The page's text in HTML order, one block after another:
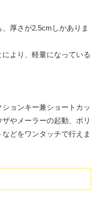
厚さが2.5cmしかありま
より、軽量になっている
ョンキー兼ショートカッ
やメーラーの起動、ボリ
どをワンタッチで行えま